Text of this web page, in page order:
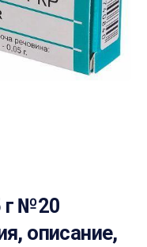
г №20
описание,